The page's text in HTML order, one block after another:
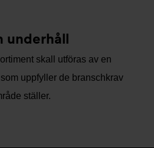
underhåll
skall utföras av en
uppfyller de branschkrav
ställer.